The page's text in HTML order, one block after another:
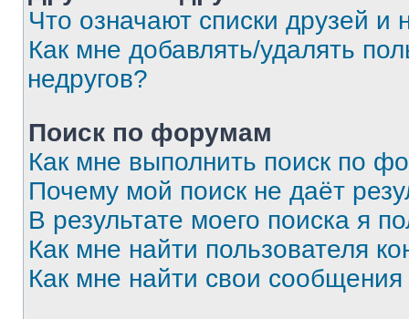
Что означают списки друзей и
Как мне добавлять/удалять
недругов?
Поиск по форумам
Как мне выполнить поиск по
Почему мой поиск не даёт
В результате моего поиска я
Как мне найти пользователя
Как мне найти свои